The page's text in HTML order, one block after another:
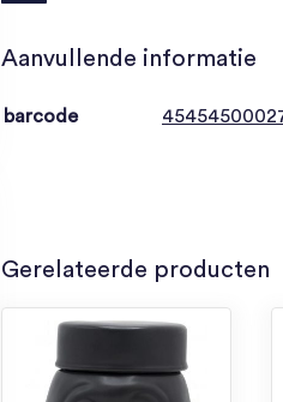
Aanvullende informatie
barcode
Gerelateerde producten